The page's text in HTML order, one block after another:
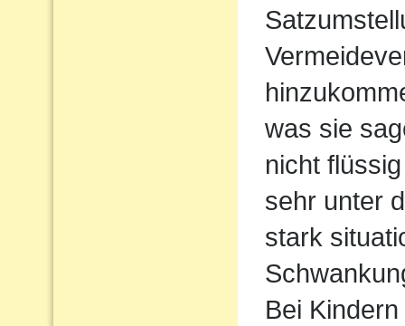
was sie
nicht
sehr unter
stark
Bei